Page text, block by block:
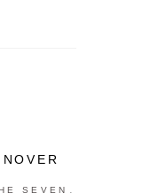
SEVEN ,